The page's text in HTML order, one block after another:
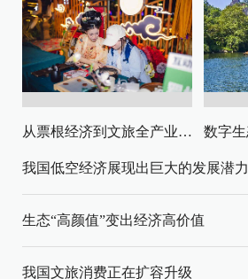
从票根经济到文旅全产业链升级
我国低空经济展现出巨大的发展潜力
生态“高颜值”变出经济高价值
我国文旅消费正在扩容升级